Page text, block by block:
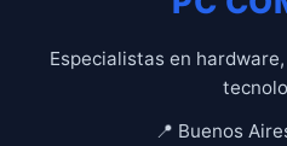
Especialistas en
📍 Buenos